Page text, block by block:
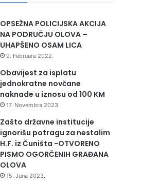
OPSEŽNA POLICIJSKA AKCIJA
NA PODRUČJU OLOVA –
UHAPŠENO OSAM LICA
9. Februara 2022.
Obavijest za isplatu
jednokratne novčane
naknade u iznosu od 100 KM
17. Novembra 2023.
Zašto državne institucije
ignorišu potragu za nestalim
H.F. iz Čuništa -OTVORENO
PISMO OGORČENIH GRAĐANA
OLOVA
15. Juna 2023.